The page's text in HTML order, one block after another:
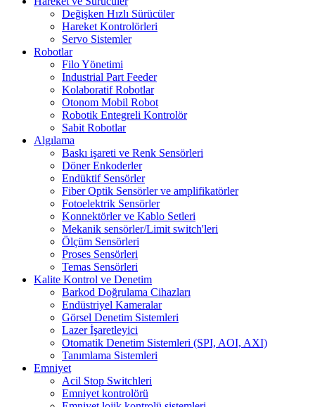
Değişken Hızlı Sürücüler
Hareket Kontrolörleri
Servo Sistemler
Robotlar
Filo Yönetimi
Industrial Part Feeder
Kolaboratif Robotlar
Otonom Mobil Robot
Robotik Entegreli Kontrolör
Sabit Robotlar
Algılama
Baskı işareti ve Renk Sensörleri
Döner Enkoderler
Endüktif Sensörler
Fiber Optik Sensörler ve amplifikatörler
Fotoelektrik Sensörler
Konnektörler ve Kablo Setleri
Mekanik sensörler/Limit switch'leri
Ölçüm Sensörleri
Proses Sensörleri
Temas Sensörleri
Kalite Kontrol ve Denetim
Barkod Doğrulama Cihazları
Endüstriyel Kameralar
Görsel Denetim Sistemleri
Lazer İşaretleyici
Otomatik Denetim Sistemleri (SPI, AOI, AXI)
Tanımlama Sistemleri
Emniyet
Acil Stop Switchleri
Emniyet kontrolörü